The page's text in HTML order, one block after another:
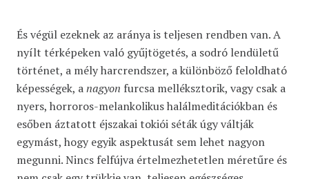
És végül ezeknek az aránya is teljesen rendben van. A
nyílt térképeken való gyűjtögetés, a sodró lendületű
történet, a mély harcrendszer, a különböző feloldható
képességek, anagyon furcsa melléksztorik, vagy csak a
nyers, horroros-melankolikus halálmeditációkban és
esőben áztatott éjszakai tokiói séták úgy váltják
egymást, hogy egyik aspektusát sem lehet nagyon
megunni. Nincs felfújva értelmezhetetlen méretűre és